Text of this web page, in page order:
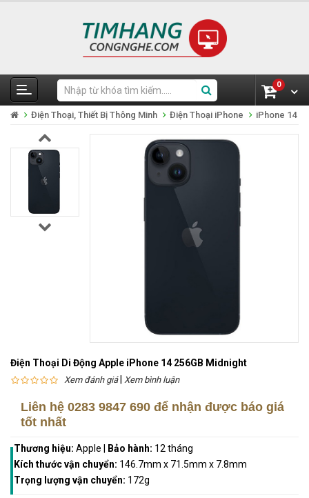
0
Điện Thoại, Thiết Bị Thông Minh Điện Thoại iPhone iPhone 14
Điện Thoại Di Động Apple iPhone 14 256GB Midnight
Xem đánh giá| Xem bình luận
Liên hệ 0283 9847 690 để nhận được báo giá
tốt nhất
Thương hiệu: Apple Bảo hành: 12 tháng
Kích thước vận chuyển: 146.7mm x 71.5mm x 7.8mm
Trọng lượng vận chuyển: 172g